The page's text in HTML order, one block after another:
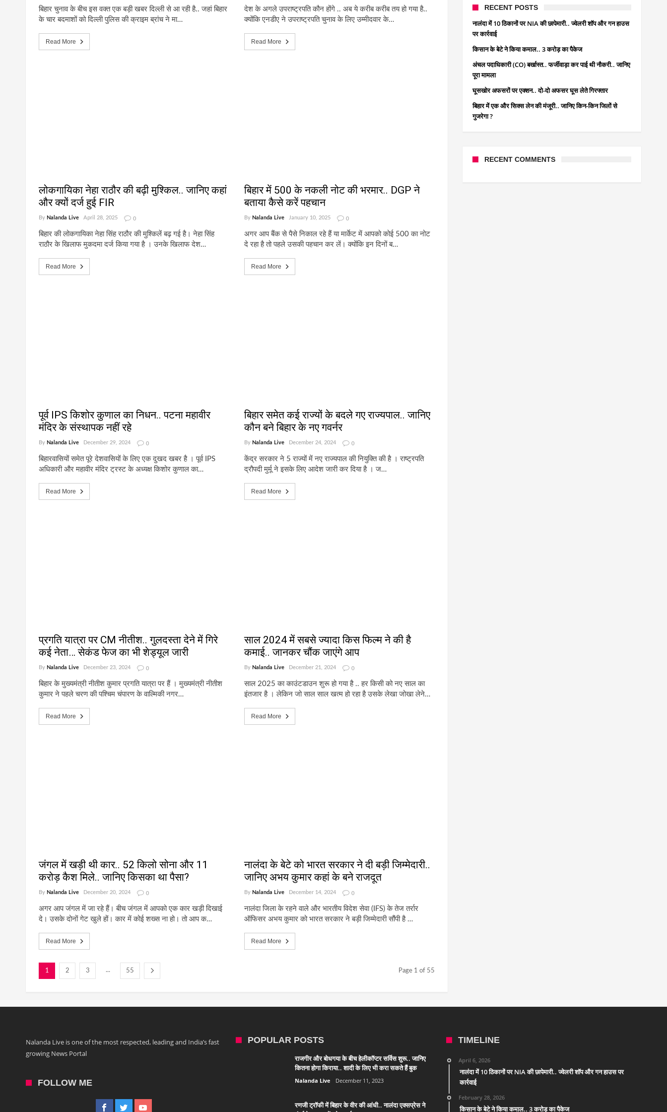
बिहार चुनाव के बीच इस वक्त एक बड़ी खबर दिल्ली से आ रही है.. जहां बिहार
के चार बदमाशों को दिल्ली पुलिस की क्राइम ब्रांच ने मा…
Read More
देश के अगले उपराष्ट्रपति कौन होंगे .. अब ये करीब करीब तय हो गया है..
क्योंकि एनडीए ने उपराष्ट्रपति चुनाव के लिए उम्मीदवार के…
Read More
लोकगायिका नेहा राठौर की बढ़ी मुश्किल.. जानिए कहां
और क्यों दर्ज हुई FIR
By Nalanda Live April 28, 2025 0
बिहार की लोकगायिका नेहा सिंह राठौर की मुश्किलें बढ़ गई है। नेहा सिंह
राठौर के खिलाफ मुकदमा दर्ज किया गया है । उनके खिलाफ देश…
Read More
बिहार में 500 के नकली नोट की भरमार.. DGP ने
बताया कैसे करें पहचान
By Nalanda Live January 10, 2025 0
अगर आप बैंक से पैसे निकाल रहे हैं या मार्केट में आपको कोई 500 का नोट
दे रहा है तो पहले उसकी पहचान कर लें। क्योंकि इन दिनों ब…
Read More
पूर्व IPS किशोर कुणाल का निधन.. पटना महावीर
मंदिर के संस्थापक नहीं रहे
By Nalanda Live December 29, 2024 0
बिहारवासियों समेत पूरे देशवासियों के लिए एक दुखद खबर है । पूर्व IPS
अधिकारी और महावीर मंदिर ट्रस्ट के अध्यक्ष किशोर कुणाल का…
Read More
बिहार समेत कई राज्यों के बदले गए राज्यपाल.. जानिए
कौन बने बिहार के नए गवर्नर
By Nalanda Live December 24, 2024 0
केंद्र सरकार ने 5 राज्यों में नए राज्यपाल की नियुक्ति की है । राष्ट्रपति
द्रौपदी मुर्मू ने इसके लिए आदेश जारी कर दिया है । ज…
Read More
प्रगति यात्रा पर CM नीतीश.. गुलदस्ता देने में गिरे
कई नेता… सेकंड फेज का भी शेड्यूल जारी
By Nalanda Live December 23, 2024 0
बिहार के मुख्यमंत्री नीतीश कुमार प्रगति यात्रा पर हैं । मुख्यमंत्री नीतीश
कुमार ने पहले चरण की पश्चिम चंपारण के वाल्मिकी नगर…
Read More
साल 2024 में सबसे ज्यादा किस फिल्म ने की है
कमाई.. जानकर चौंक जाएंगे आप
By Nalanda Live December 21, 2024 0
साल 2025 का काउंटडाउन शुरू हो गया है .. हर किसी को नए साल का
इंतजार है । लेकिन जो साल साल खत्म हो रहा है उसके लेखा जोखा लेने…
Read More
जंगल में खड़ी थी कार.. 52 किलो सोना और 11
करोड़ कैश मिले.. जानिए किसका था पैसा?
By Nalanda Live December 20, 2024 0
अगर आप जंगल में जा रहे हैं। बीच जंगल में आपको एक कार खड़ी दिखाई
दे। उसके दोनों गेट खुले हों। कार में कोई शख्स ना हो। तो आप क…
Read More
नालंदा के बेटे को भारत सरकार ने दी बड़ी जिम्मेदारी..
जानिए अभय कुमार कहां के बने राजदूत
By Nalanda Live December 14, 2024 0
नालंदा जिला के रहने वाले और भारतीय विदेश सेवा (IFS) के तेज तर्रार
ऑफिसर अभय कुमार को भारत सरकार ने बड़ी जिम्मेदारी सौंपी है …
Read More
1 2 3 ... 55 Page 1 of 55
RECENT POSTS
नालंदा में 10 ठिकानों पर NIA की छापेमारी.. ज्वेलरी शॉप और गन हाउस
पर कार्रवाई
किसान के बेटे ने किया कमाल.. 3 करोड़ का पैकेज
अंचल पदाधिकारी (CO) बर्खास्त.. फर्जीवाड़ा कर पाई थी नौकरी.. जानिए
पूरा मामला
घूसखोर अफसरों पर एक्शन.. दो-दो अफसर घूस लेते गिरफ्तार
बिहार में एक और सिक्स लेन की मंजूरी.. जानिए किन-किन जिलों से
गुजरेगा ?
RECENT COMMENTS
Nalanda Live is one of the most respected, leading and India’s fast
growing News Portal
FOLLOW ME
POPULAR POSTS
राजगीर और बोधगया के बीच हेलीकॉप्टर सर्विस शुरू.. जानिए
कितना होगा किराया.. शादी के लिए भी करा सकते हैं बुक
Nalanda Live December 11, 2023
रणजी ट्रॉफी में बिहार के वीर की आंधी.. नालंदा एक्सप्रेस ने
TIMELINE
April 6, 2026
नालंदा में 10 ठिकानों पर NIA की छापेमारी.. ज्वेलरी शॉप और गन हाउस पर
कार्रवाई
February 28, 2026
किसान के बेटे ने किया कमाल.. 3 करोड़ का पैकेज